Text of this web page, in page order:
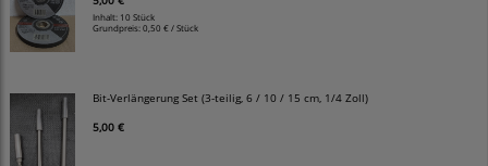
Inhalt: 10 Stück
Grundpreis:0,50 € / Stück
Bit-Verlängerung Set (3-teilig, 6 / 10 / 15 cm, 1/4 Zoll)
5,00 €